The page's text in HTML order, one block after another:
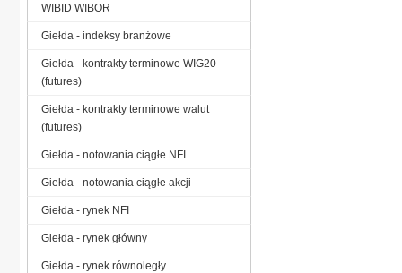
WIBID WIBOR
Giełda - indeksy branżowe
Giełda - kontrakty terminowe WIG20
(futures)
Giełda - kontrakty terminowe walut
(futures)
Giełda - notowania ciągłe NFI
Giełda - notowania ciągłe akcji
Giełda - rynek NFI
Giełda - rynek główny
Giełda - rynek równoległy